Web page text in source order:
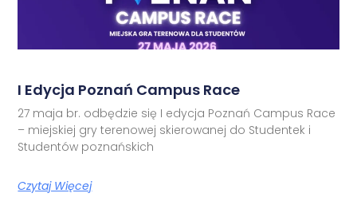
I Edycja Poznań Campus Race
27 maja br. odbędzie się I edycja Poznań Campus Race
– miejskiej gry terenowej skierowanej do Studentek i
Studentów poznańskich
Czytaj Więcej